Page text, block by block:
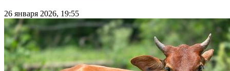
26 января 2026, 19:55